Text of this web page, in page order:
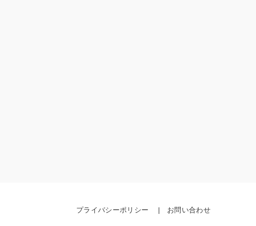
プライバシーポリシー お問い合わせ